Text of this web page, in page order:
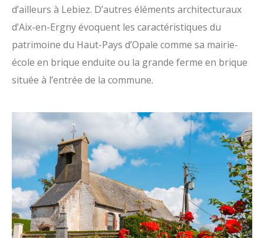
d’ailleurs à Lebiez. D’autres éléments architecturaux
d’Aix-en-Ergny évoquent les caractéristiques du
patrimoine du Haut-Pays d’Opale comme sa mairie-
école en brique enduite ou la grande ferme en brique
située à l’entrée de la commune.